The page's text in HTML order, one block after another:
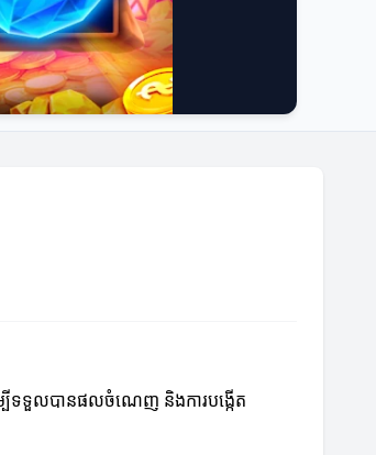
ដើម្បីទទួលបានផលចំណេញ និងការបង្កើត